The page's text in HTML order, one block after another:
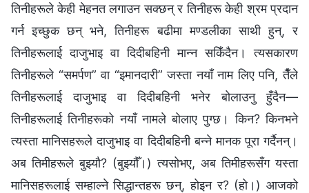
तिनीहरूले केही मेहनत लगाउन सक्छन् र तिनीहरू केही श्रम प्रदान
गर्न इच्छुक छन् भने, तिनीहरू बढीमा मण्डलीका साथी हुन्, र
तिनीहरूलाई दाजुभाइ वा दिदीबहिनी मान्‍न सकिँदैन। त्यसकारण
तिनीहरूले “समर्पण” वा “इमानदारी” जस्ता नयाँ नाम लिए पनि, तैँले
तिनीहरूलाई दाजुभाइ वा दिदीबहिनी भनेर बोलाउनु हुँदैन—
तिनीहरूलाई तिनीहरूको नयाँ नामले बोलाए पुग्छ। किन? किनभने
त्यस्ता मानिसहरूले दाजुभाइ वा दिदीबहिनी बन्ने मानक पूरा गर्दैनन्।
अब तिमीहरूले बुझ्यौ? (बुझ्यौँ।) त्यसोभए, अब तिमीहरूसँग यस्ता
मानिसहरूलाई सम्हाल्ने सिद्धान्तहरू छन्, होइन र? (हो।) आजको